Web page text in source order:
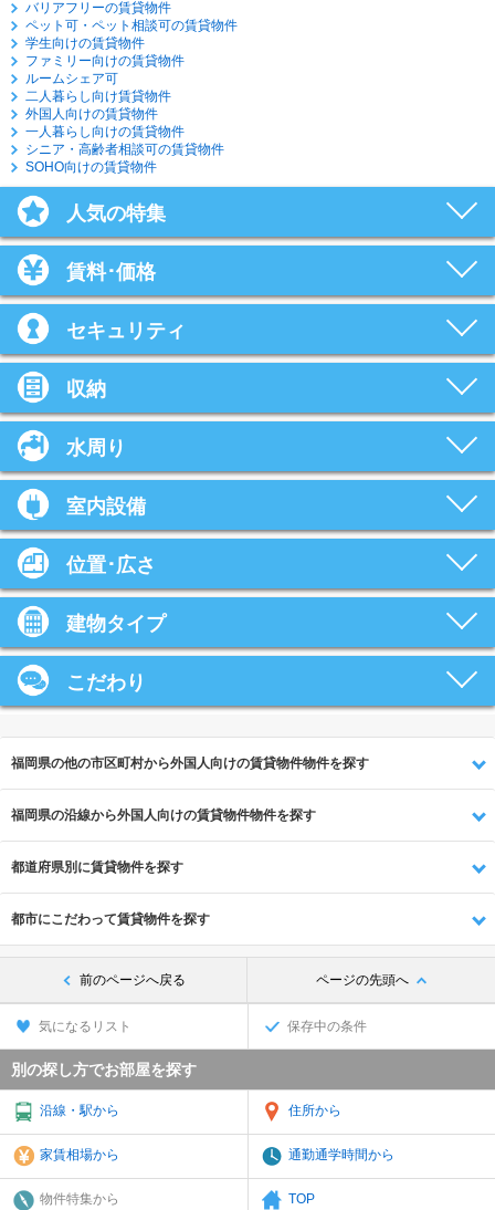
バリアフリーの賃貸物件
ペット可・ペット相談可の賃貸物件
学生向けの賃貸物件
ファミリー向けの賃貸物件
ルームシェア可
二人暮らし向け賃貸物件
外国人向けの賃貸物件
一人暮らし向けの賃貸物件
シニア・高齢者相談可の賃貸物件
SOHO向けの賃貸物件
人気の特集
賃料･価格
セキュリティ
収納
水周り
室内設備
位置･広さ
建物タイプ
こだわり
福岡県の他の市区町村から外国人向けの賃貸物件物件を探す
福岡県の沿線から外国人向けの賃貸物件物件を探す
都道府県別に賃貸物件を探す
都市にこだわって賃貸物件を探す
前のページへ戻る ページの先頭へ
気になるリスト 保存中の条件
別の探し方でお部屋を探す
沿線・駅から 住所から
家賃相場から 通勤通学時間から
物件特集から TOP